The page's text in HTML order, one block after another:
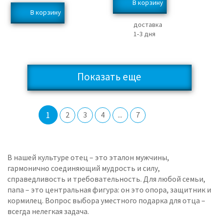
доставка
1‑3 дня
Показать еще
1 2 3 4 ... 7
В нашей культуре отец – это эталон мужчины,
гармонично соединяющий мудрость и силу,
справедливость и требовательность. Для любой семьи,
папа – это центральная фигура: он это опора, защитник и
кормилец. Вопрос выбора уместного подарка для отца –
всегда нелегкая задача.